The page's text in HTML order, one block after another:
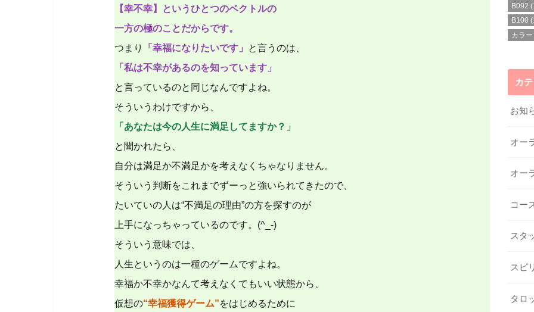
【幸不幸】というひとつのベクトルの
一方の極のことだからです。
つまり
「幸福になりたいです」
と言うのは、
「私は不幸があるのを知っています」
と言っているのと同じなんですよね。
そういうわけですから、
「あなたは今の人生に満足してますか？」
と聞かれたら、
自分は満足か不満足かを考えなくちゃなりません。
そういう判断をこれまでずーっと強いられてきたので、
たいていの人は“不満足の理由”の方を探すのが
上手になっちゃっているのです。(^_-)
そういう意味では、
人生というのは一種のゲームですよね。
幸福か不幸かなんて考えなくてもいい状態から、
仮想の“幸福獲得ゲーム”をはじめるために
B092
B100
カラ
カ
お知
オー
オー
コー
スタ
スピ
タロ